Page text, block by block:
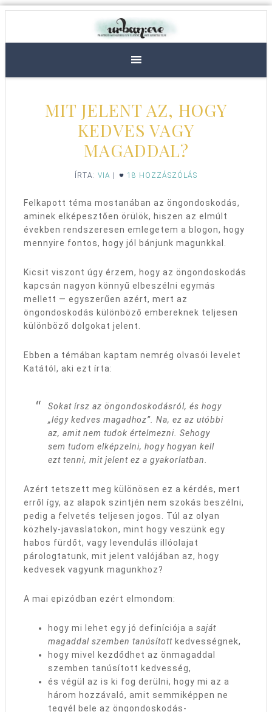
MIT JELENT AZ, HOGY
KEDVES VAGY
MAGADDAL?
ÍRTA: VIA 18 HOZZÁSZÓLÁS
Felkapott téma mostanában az öngondoskodás,
aminek elképesztően örülök, hiszen az elmúlt
években rendszeresen emlegetem a blogon, hogy
mennyire fontos, hogy jól bánjunk magunkkal.
Kicsit viszont úgy érzem, hogy az öngondoskodás
kapcsán nagyon könnyű elbeszélni egymás
mellett — egyszerűen azért, mert az
öngondoskodás különböző embereknek teljesen
különböző dolgokat jelent.
Ebben a témában kaptam nemrég olvasói levelet
Katától, aki ezt írta:
Sokat írsz az öngondoskodásról, és hogy
„légy kedves magadhoz”. Na, ez az utóbbi
az, amit nem tudok értelmezni. Sehogy
sem tudom elképzelni, hogy hogyan kell
ezt tenni, mit jelent ez a gyakorlatban.
Azért tetszett meg különösen ez a kérdés, mert
erről így, az alapok szintjén nem szokás beszélni,
pedig a felvetés teljesen jogos. Túl az olyan
közhely-javaslatokon, mint hogy veszünk egy
habos fürdőt, vagy levendulás illóolajat
párologtatunk, mit jelent valójában az, hogy
kedvesek vagyunk magunkhoz?
A mai epizódban ezért elmondom:
hogy mi lehet egy jó definíciója a saját
magaddal szemben tanúsított kedvességnek,
hogy mivel kezdődhet az önmagaddal
szemben tanúsított kedvesség,
és végül az is ki fog derülni, hogy mi az a
három hozzávaló, amit semmiképpen ne
tegyél bele az öngondoskodás-